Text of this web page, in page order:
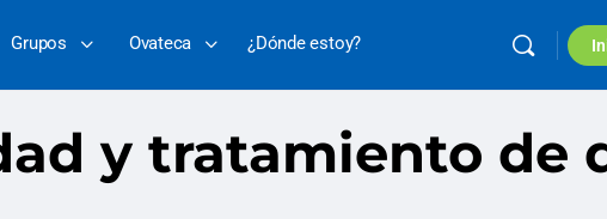
Grupos Ovateca ¿Dónde estoy?
y tratamiento de